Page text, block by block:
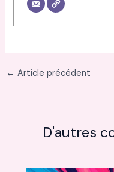
← Article précédent
D'autres